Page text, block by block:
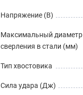
Напряжение (В)
Максимальный диаметр
сверления в стали (мм)
Тип хвостовика
Сила удара (Дж)